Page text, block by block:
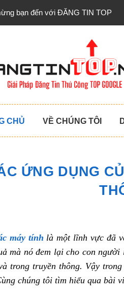
bạn đến với ĐĂNG TIN TOP
CHỦ VỀ CHÚNG TÔI
ỨNG DỤNG
máy tính là một lĩnh vực đã
mà nó đem lại cho con
trong truyền thông. Vậy
chúng tôi tìm hiểu qua bài